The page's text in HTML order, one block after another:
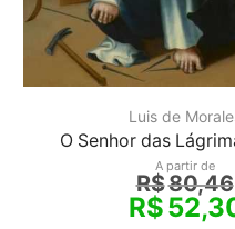
Luis de
O Senhor das
A partir de
R$80,46
R$